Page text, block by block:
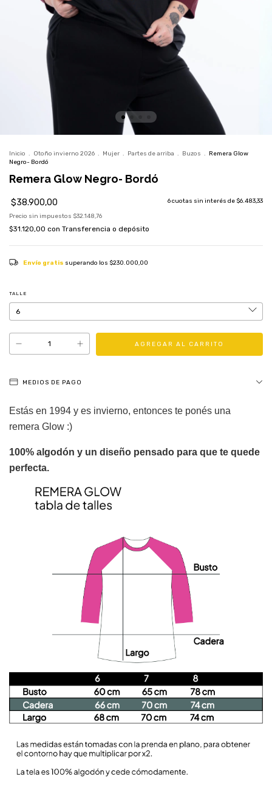
Inicio . Otoño invierno 2026 . Mujer . Partes de arriba . Buzos . Remera Glow
Negro- Bordó
Remera Glow Negro- Bordó
$38.900,00 6cuotas sin interés de $6.483,33
Precio sin impuestos $32.148,76
$31.120,00 con Transferencia o depósito
Envío gratis superando los $230.000,00
TALLE
MEDIOS DE PAGO
Estás en 1994 y es invierno, entonces te ponés una
remera Glow :)
100% algodón y un diseño pensado para que te quede
perfecta.